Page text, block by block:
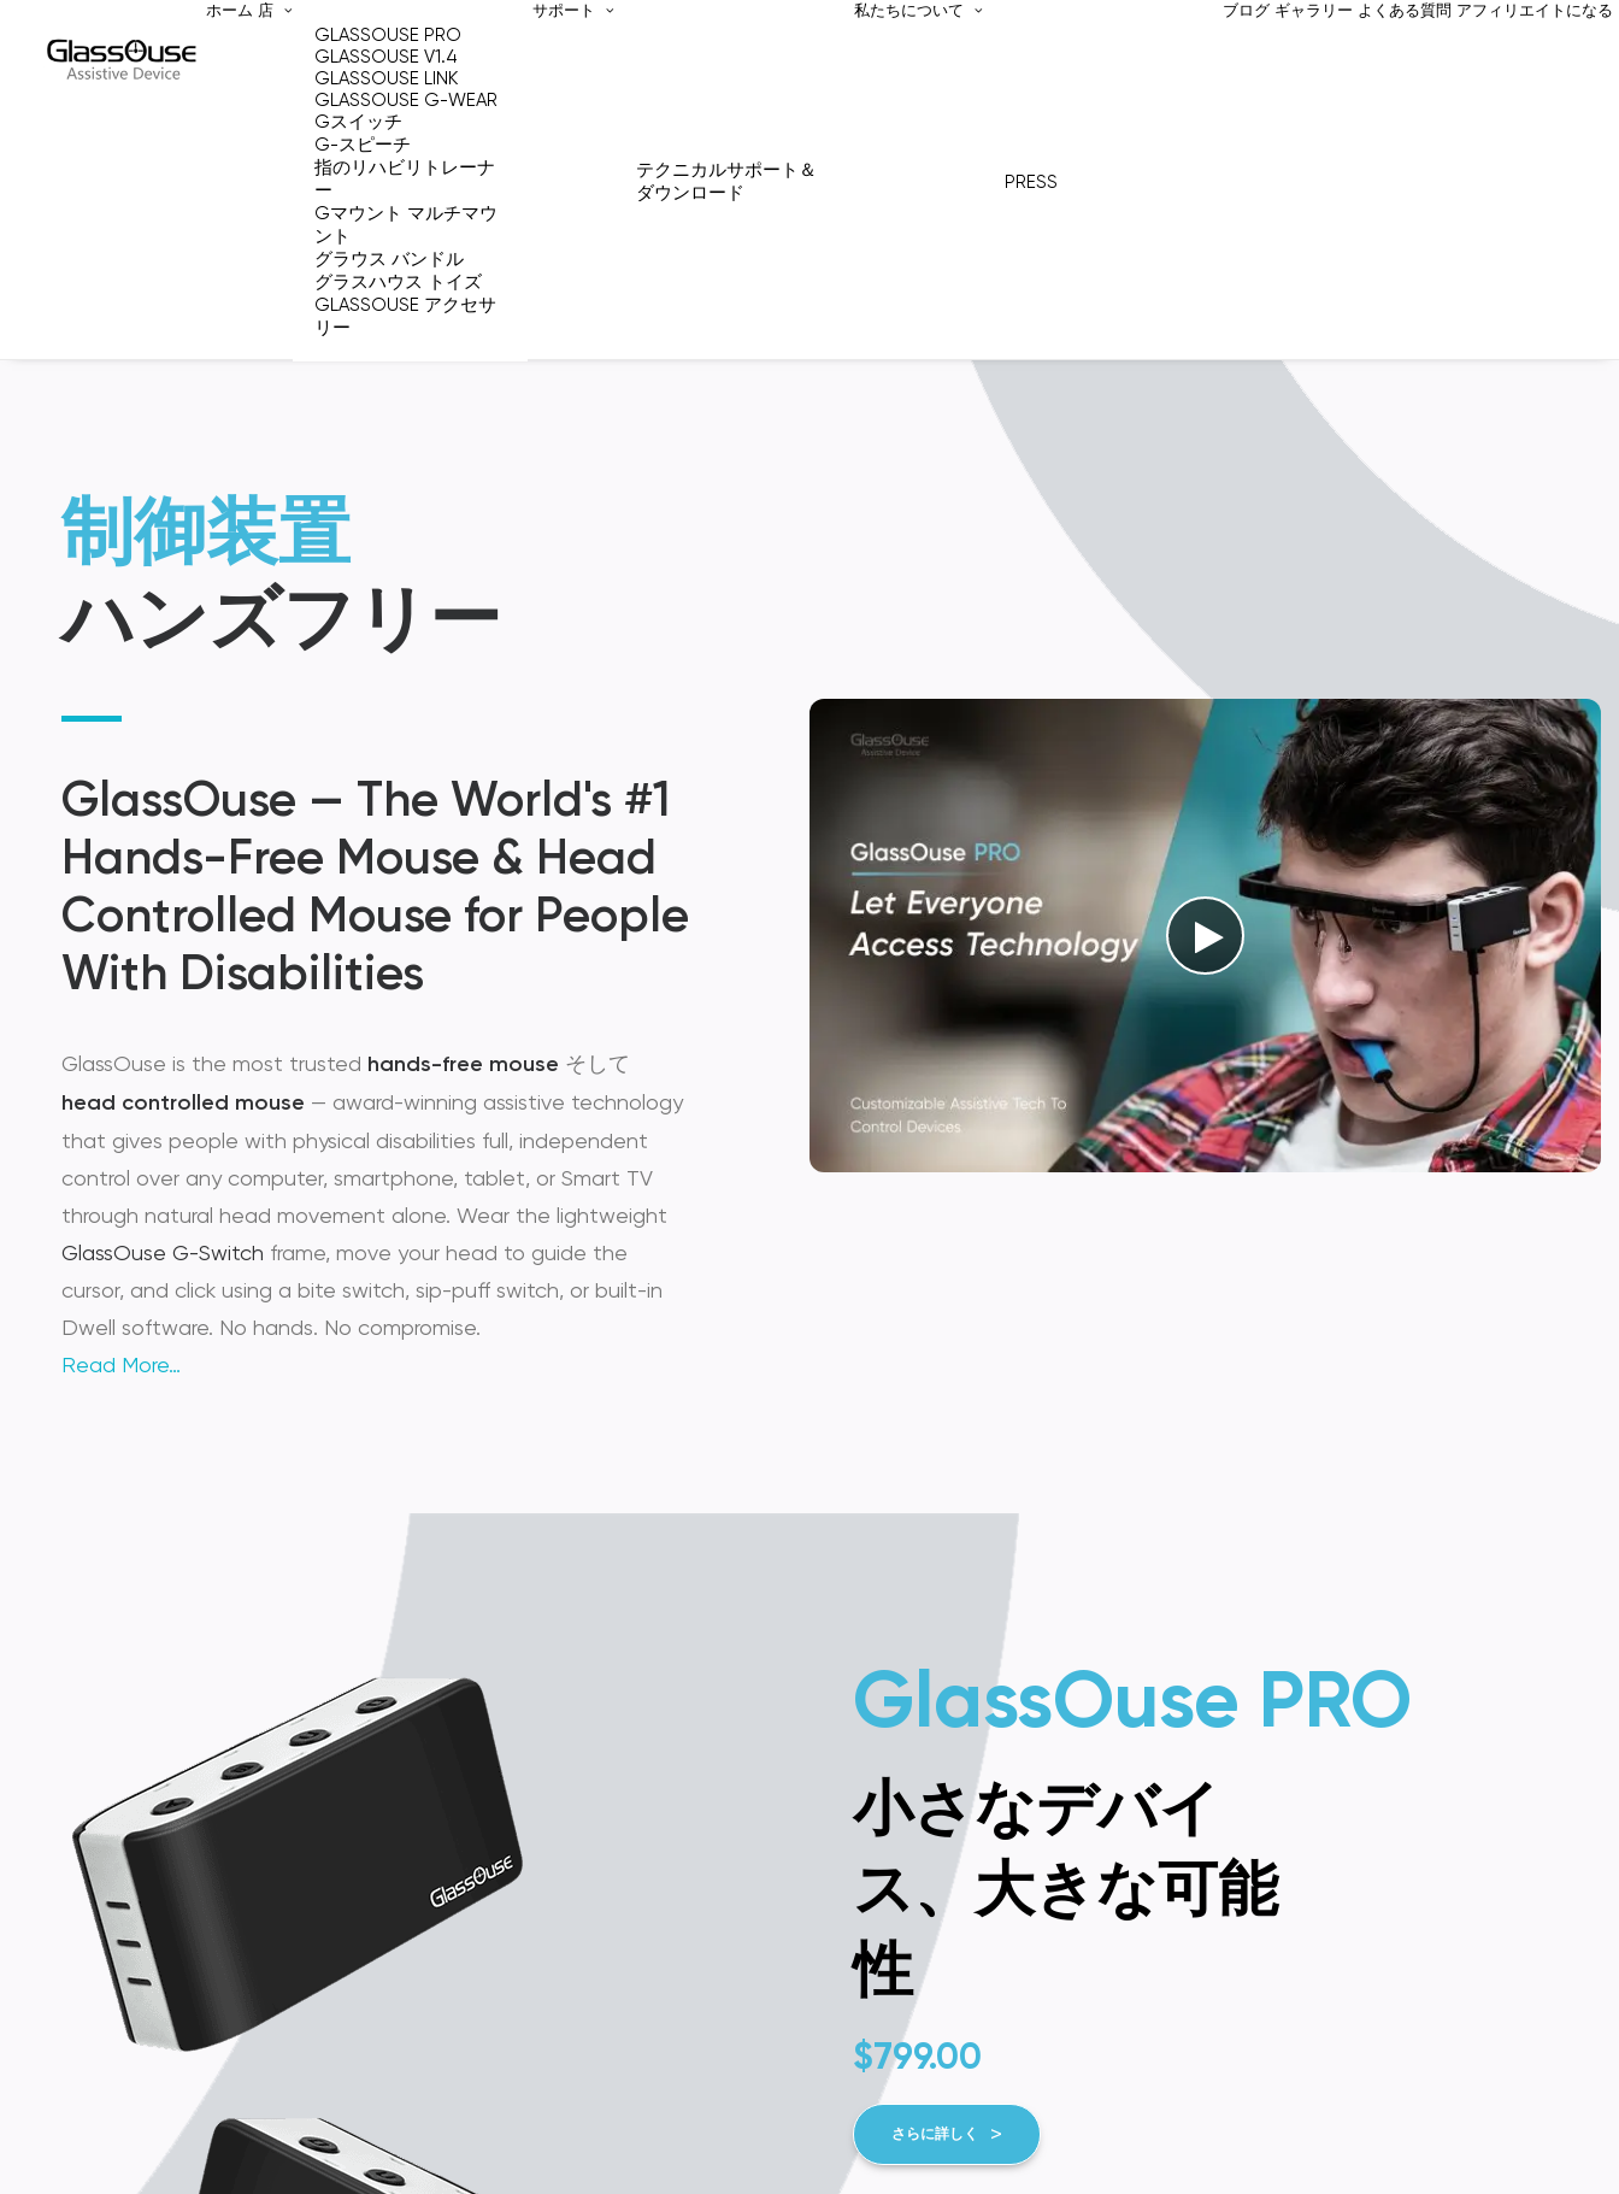
ホーム 店
GLASSOUSE PRO
GLASSOUSE V1.4
GLASSOUSE LINK
GLASSOUSE G-WEAR
Gスイッチ
G-スピーチ
指のリハビリトレーナ
ー
Gマウント マルチマウ
ント
グラウス バンドル
グラスハウス トイズ
GLASSOUSE アクセサ
リー
サポート
テクニカルサポート＆
ダウンロード
私たちについて
PRESS
ブログ ギャラリー よくある質問 アフィリエイトになる
制御装置
ハンズフリー
GlassOuse — The World's #1
Hands-Free Mouse & Head
Controlled Mouse for People
With Disabilities
GlassOuse is the most trusted hands-free mouse そして
head controlled mouse — award-winning assistive technology
that gives people with physical disabilities full, independent
control over any computer, smartphone, tablet, or Smart TV
through natural head movement alone. Wear the lightweight
GlassOuse G-Switch frame, move your head to guide the
cursor, and click using a bite switch, sip-puff switch, or built-in
Dwell software. No hands. No compromise.
Read More…
GlassOuse PRO
小さなデバイ
ス、大きな可能
性
$799.00
さらに詳しく